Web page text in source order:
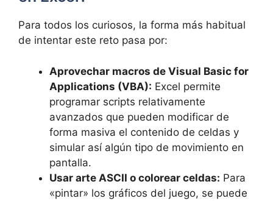
Para todos los curiosos, la forma más habitual
de intentar este reto pasa por:
Aprovechar macros de Visual Basic for
Applications (VBA): Excel permite
programar scripts relativamente
avanzados que pueden modificar de
forma masiva el contenido de celdas y
simular así algún tipo de movimiento en
pantalla.
Usar arte ASCII o colorear celdas: Para
«pintar» los gráficos del juego, se puede